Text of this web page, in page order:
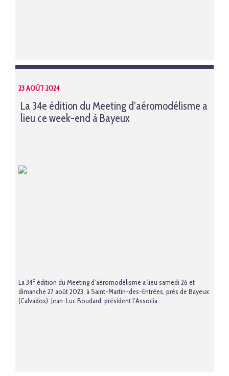
23 AOÛT 2024
La 34e édition du Meeting d’aéromodélisme a
lieu ce week-end à Bayeux
La 34e édition du Meeting d’aéromodélisme a lieu samedi 26 et
dimanche 27 août 2023, à Saint-Martin-des-Entrées, près de Bayeux
(Calvados). Jean-Luc Boudard, président l’Associa...